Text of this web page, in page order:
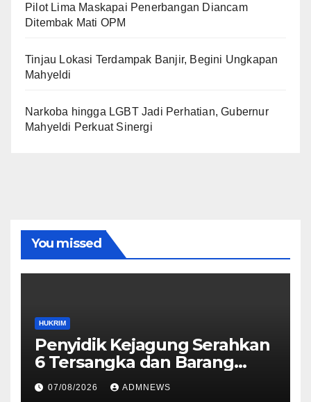
Pilot Lima Maskapai Penerbangan Diancam
Ditembak Mati OPM
Tinjau Lokasi Terdampak Banjir, Begini Ungkapan
Mahyeldi
Narkoba hingga LGBT Jadi Perhatian, Gubernur
Mahyeldi Perkuat Sinergi
You missed
HUKRIM
Penyidik Kejagung Serahkan
6 Tersangka dan Barang
Bukti Perkara Korupsi
PETRAL, PES dan ISC ke JPU
07/08/2026 ADMNEWS